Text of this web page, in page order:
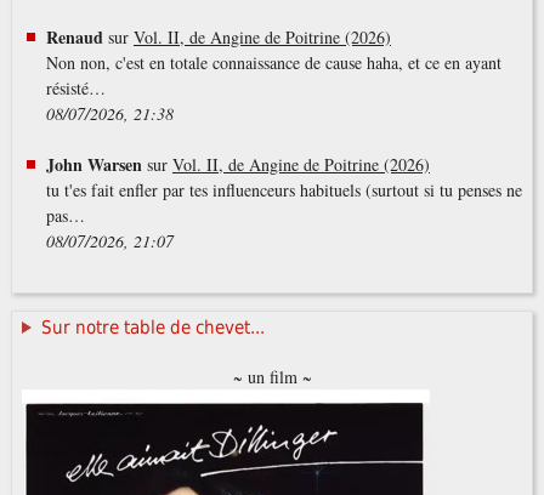
Renaudsur Vol. II, de Angine de Poitrine (2026)
Non non, c'est en totale connaissance de cause haha, et ce en ayant
résisté…
08/07/2026, 21:38
John Warsensur Vol. II, de Angine de Poitrine (2026)
tu t'es fait enfler par tes influenceurs habituels (surtout si tu penses ne
pas…
08/07/2026, 21:07
Sur notre table de chevet...
~ un film ~